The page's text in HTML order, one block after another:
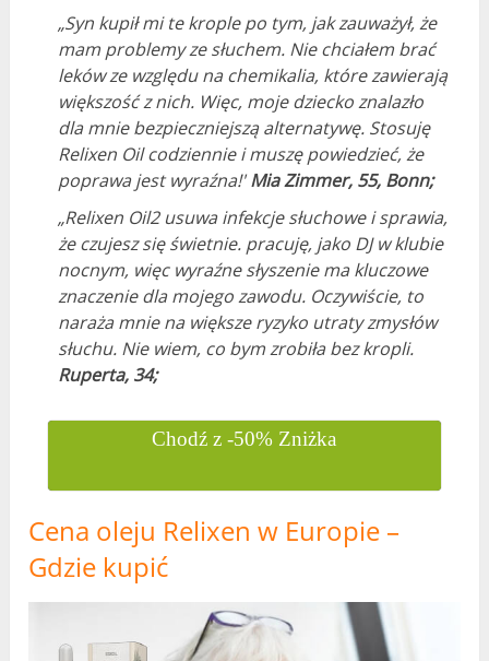
„Syn kupił mi te krople po tym, jak zauważył, że
mam problemy ze słuchem. Nie chciałem brać
leków ze względu na chemikalia, które zawierają
większość z nich. Więc, moje dziecko znalazło
dla mnie bezpieczniejszą alternatywę. Stosuję
Relixen Oil codziennie i muszę powiedzieć, że
poprawa jest wyraźna!'Mia Zimmer, 55, Bonn;
„Relixen Oil2 usuwa infekcje słuchowe i sprawia,
że ​​czujesz się świetnie. pracuję, jako DJ w klubie
nocnym, więc wyraźne słyszenie ma kluczowe
znaczenie dla mojego zawodu. Oczywiście, to
naraża mnie na większe ryzyko utraty zmysłów
słuchu. Nie wiem, co bym zrobiła bez kropli.
Ruperta, 34;
Chodź z -50% Zniżka
Cena oleju Relixen w Europie –
Gdzie kupić